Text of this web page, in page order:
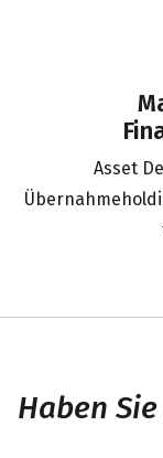
Asset
Haben